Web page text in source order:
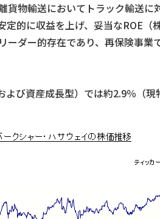
物輸送においてトラック輸送
的に収益を上げ、妥当なROE
ダー的存在であり、再保険事
び資産成長型）では約2.9％（